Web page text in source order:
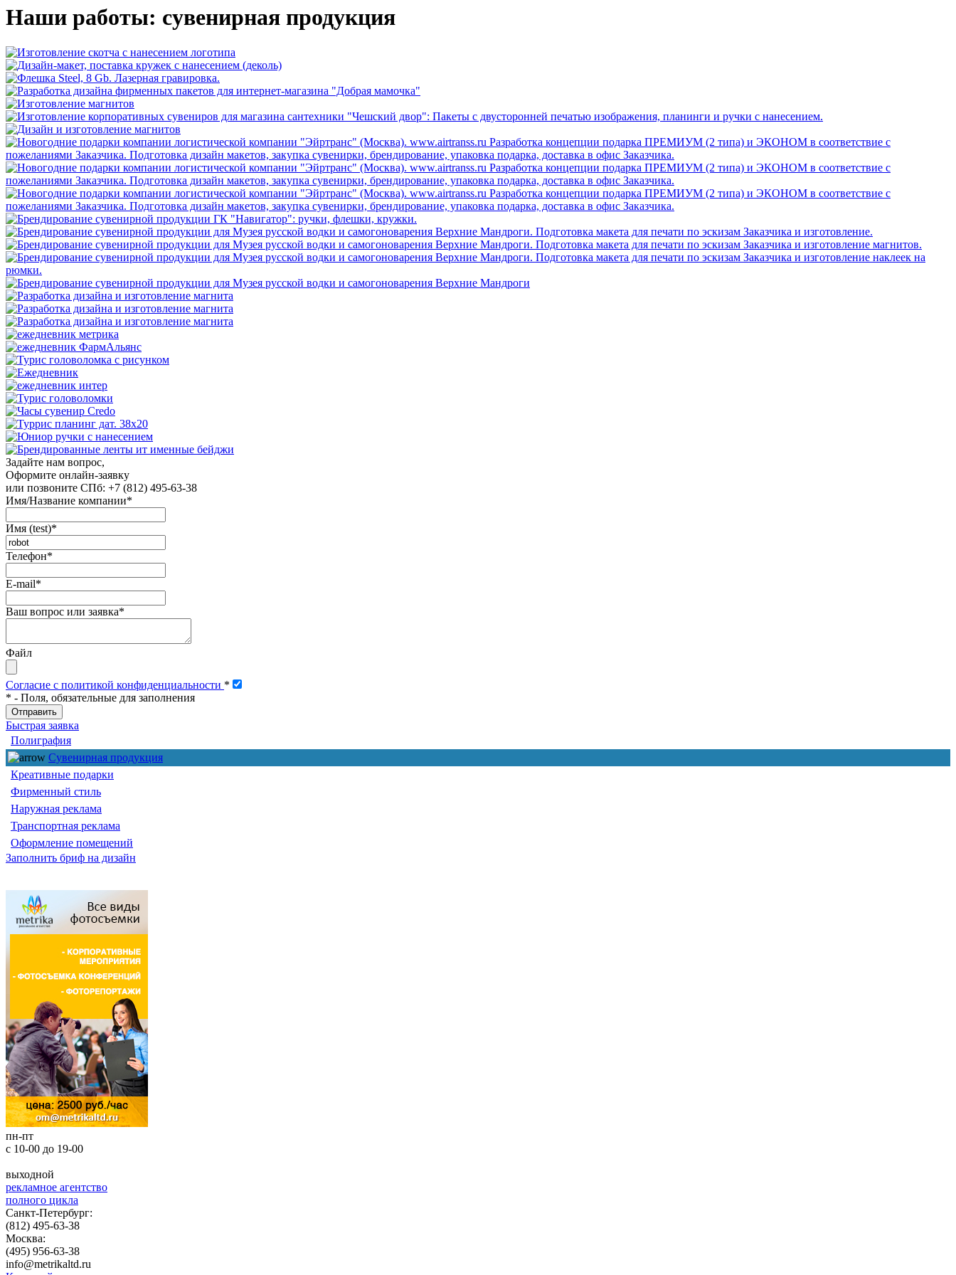
Наши работы: сувенирная продукция
Задайте нам вопрос,
Оформите онлайн-заявку
или позвоните СПб: +7 (812) 495-63-38
Имя/Название компании*
Имя (test)*
Телефон*
E-mail*
Ваш вопрос или заявка*
Файл
Согласие с политикой конфиденциальности *
* - Поля, обязательные для заполнения
Быстрая заявка
Полиграфия
Сувенирная продукция
Креативные подарки
Фирменный стиль
Наружная реклама
Транспортная реклама
Оформление помещений
Заполнить бриф на дизайн
пн-пт
с 10-00 до 19-00
выходной
рекламное агентство
полного цикла
Санкт-Петербург:
(812) 495-63-38
Москва:
(495) 956-63-38
info@metrikaltd.ru